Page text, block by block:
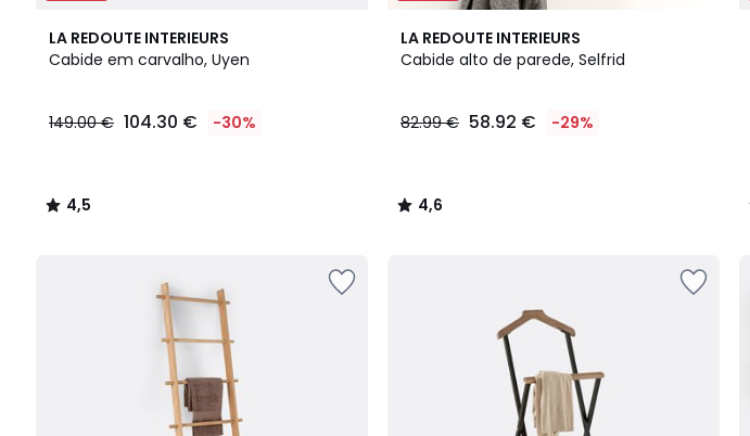
LA REDOUTE INTERIEURS
Cabide em carvalho, Uyen
149.00 € 104.30 € -30%
4,5
/ 5
4,5
/
LA REDOUTE INTERIEURS
Cabide alto de parede, Selfrid
82.99 € 58.92 € -29%
4,6
/ 5
4,6
/